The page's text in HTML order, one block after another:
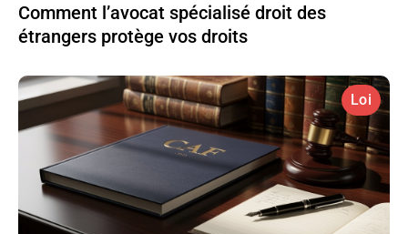
Comment l’avocat spécialisé droit des
étrangers protège vos droits
Loi